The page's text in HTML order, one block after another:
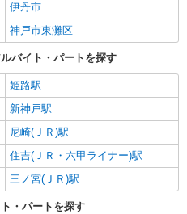
伊丹市
神戸市東灘区
バイト・パートを探す
姫路駅
新神戸駅
尼崎(ＪＲ)駅
住吉(ＪＲ・六甲ライナー)駅
三ノ宮(ＪＲ)駅
・パートを探す